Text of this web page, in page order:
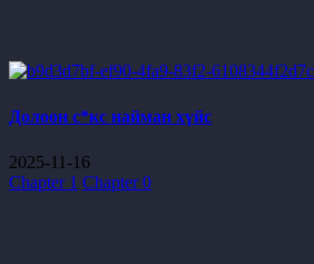
Долоон с*кс найман хүйс
2025-11-16
Chapter 1 Chapter 0